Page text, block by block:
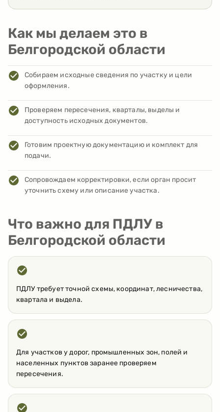
Как мы делаем это в
Белгородской области
Собираем исходные сведения по участку и цели
оформления.
Проверяем пересечения, кварталы, выделы и
доступность исходных документов.
Готовим проектную документацию и комплект для
подачи.
Сопровождаем корректировки, если орган просит
уточнить схему или описание участка.
Что важно для ПДЛУ в
Белгородской области
ПДЛУ требует точной схемы, координат, лесничества,
квартала и выдела.
Для участков у дорог, промышленных зон, полей и
населенных пунктов заранее проверяем
пересечения.